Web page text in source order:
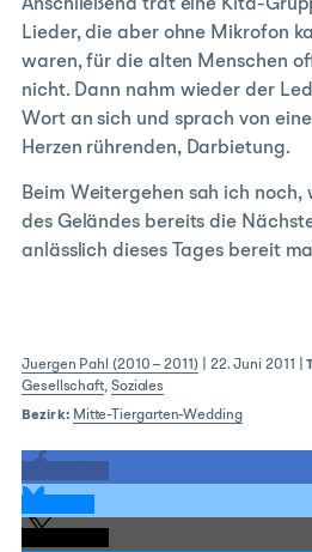
Anschließend trat eine Kita-
Lieder, die aber ohne Mikrofon
waren, für die alten Menschen
nicht. Dann nahm wieder der
Wort an sich und sprach von
Herzen rührenden, Darbietung.
Beim Weitergehen sah ich noch,
des Geländes bereits die
anlässlich dieses Tages bereit
Juergen Pahl (2010 – 2011)| 22. Juni 2011 |
Gesellschaft, Soziales
Bezirk: Mitte-Tiergarten-Wedding